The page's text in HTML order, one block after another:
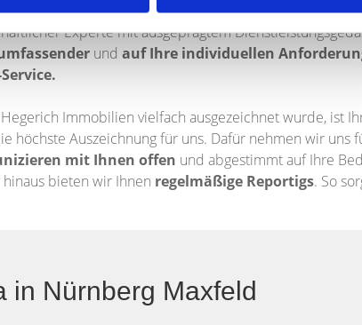
bewährten Verkaufsprozess. Jeder
Experte mit ausgeprägtem
und auf Ihre individuellen
Immobilien vielfach ausgezeichnet wurde, ist
höchste Auszeichnung für uns. Dafür nehmen wir uns
mit Ihnen offen und abgestimmt auf Ihre
bieten wir Ihnen regelmäßige Reportigs. So
in Nürnberg Maxfeld